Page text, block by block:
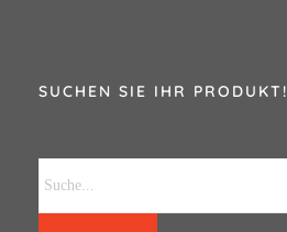
SUCHEN SIE IHR PRODUKT!